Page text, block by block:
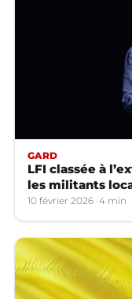
GARD
LFI classée à
les militants
10 février 2026 4 min